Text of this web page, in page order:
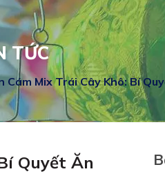
TỨC
Mix Trái Cây Khô: Bí
Quyết Ăn